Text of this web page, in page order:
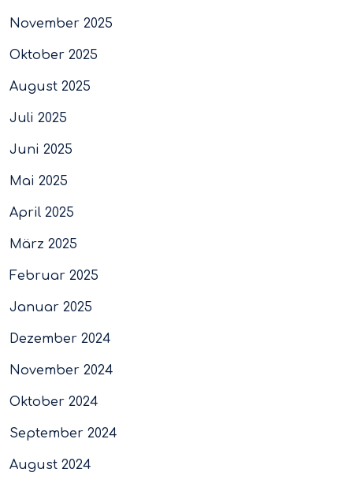
November 2025
Oktober 2025
August 2025
Juli 2025
Juni 2025
Mai 2025
April 2025
März 2025
Februar 2025
Januar 2025
Dezember 2024
November 2024
Oktober 2024
September 2024
August 2024